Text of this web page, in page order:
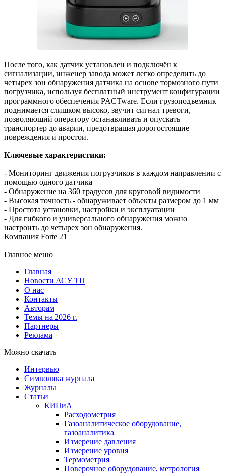
После того, как датчик установлен и подключён к
сигнализации, инженер завода может легко определить до
четырех зон обнаружения датчика на основе тормозного пути
погрузчика, используя бесплатный инструмент конфигурации
программного обеспечения PACTware. Если грузоподъемник
поднимается слишком высоко, звучит сигнал тревоги,
позволяющий оператору останавливать и опускать
транспортер до аварии, предотвращая дорогостоящие
повреждения и простои.
Ключевые характеристики:
- Мониторинг движения погрузчиков в каждом направлении с
помощью одного датчика
- Обнаружение на 360 градусов для круговой видимости
- Высокая точность - обнаруживает объекты размером до 1 мм
- Простота установки, настройки и эксплуатации
- Для гибкого и универсального обнаружения можно
настроить до четырех зон обнаружения.
Компания Forte 21
Главное меню
Главная
Новости АСУ ТП
О нас
Контакты
Авторам
Темы на 2026 г.
Партнеры
Реклама
Можно скачать
Интервью
Символика журнала
Журналы
Статьи
КИПиА
Расходометрия
Газоаналитическое оборудование,
газоаналитика
Измерение давления
Измерение уровня
Термометрия
Поверочное оборудование, метрология